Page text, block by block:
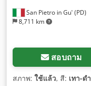
San Pietro in Gu' (PD)
8,711 km
สอบถาม
สภาพ: ใช้แล้ว, สี: เทา-ดำ